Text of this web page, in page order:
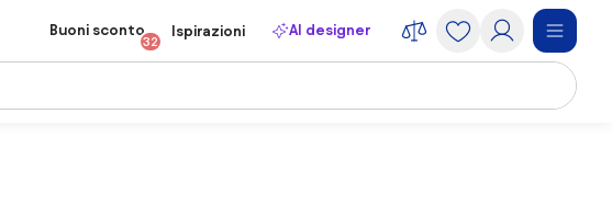
Buoni sconto
32
Ispirazioni AI designer